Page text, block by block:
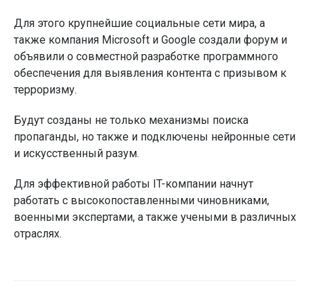
Для этого крупнейшие социальные сети мира, а
также компания Microsoft и Google создали форум и
объявили о совместной разработке программного
обеспечения для выявления контента с призывом к
терроризму.
Будут созданы не только механизмы поиска
пропаганды, но также и подключены нейронные сети
и искусственный разум.
Для эффективной работы IT-компании начнут
работать с высокопоставленными чиновниками,
военными экспертами, а также учеными в различных
отраслях.